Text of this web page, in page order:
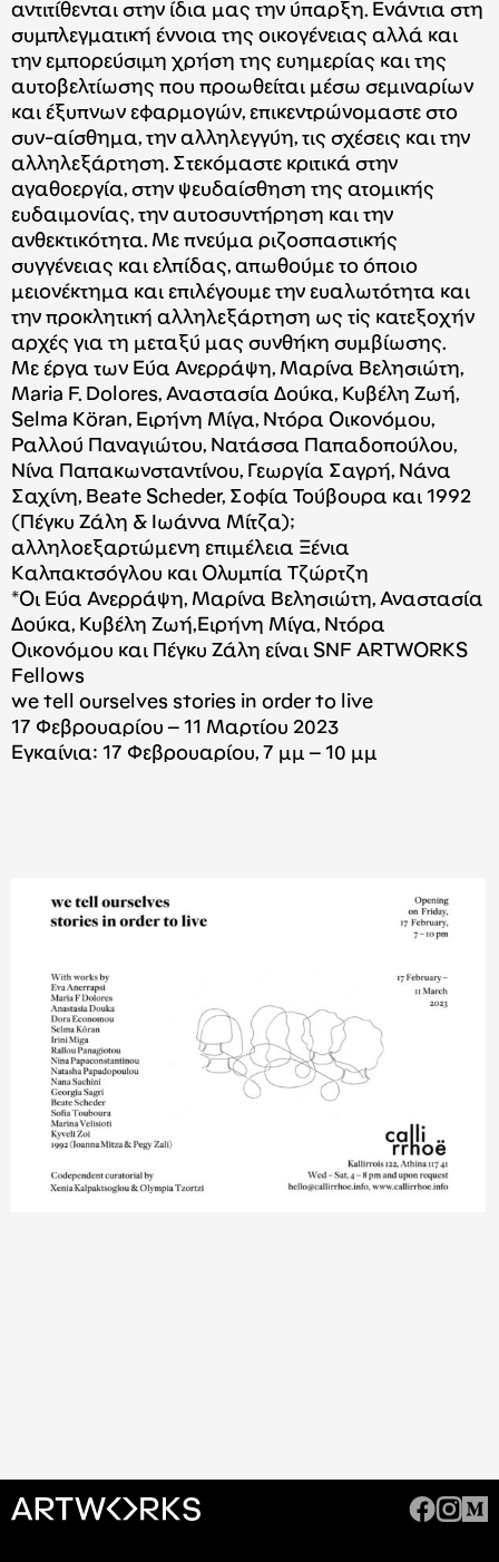
αντιτίθενται στην ίδια μας την ύπαρξη. Ενάντια στη
συμπλεγματική έννοια της οικογένειας αλλά και
την εμπορεύσιμη χρήση της ευημερίας και της
αυτοβελτίωσης που προωθείται μέσω σεμιναρίων
και έξυπνων εφαρμογών, επικεντρώνομαστε στο
συν-αίσθημα, την αλληλεγγύη, τις σχέσεις και την
αλληλεξάρτηση. Στεκόμαστε κριτικά στην
αγαθοεργία, στην ψευδαίσθηση της ατομικής
ευδαιμονίας, την αυτοσυντήρηση και την
ανθεκτικότητα. Με πνεύμα ριζοσπαστικής
συγγένειας και ελπίδας, απωθούμε το όποιο
μειονέκτημα και επιλέγουμε την ευαλωτότητα και
την προκλητική αλληλεξάρτηση ως τiς κατεξοχήν
αρχές για τη μεταξύ μας συνθήκη συμβίωσης.
Με έργα των Εύα Ανερράψη, Μαρίνα Βελησιώτη,
Maria F. Dolores, Αναστασία Δούκα, Κυβέλη Ζωή,
Selma Köran, Ειρήνη Μίγα, Ντόρα Οικονόμου,
Ραλλού Παναγιώτου, Νατάσσα Παπαδοπούλου,
Νίνα Παπακωνσταντίνου, Γεωργία Σαγρή, Νάνα
Σαχίνη, Beate Scheder, Σοφία Τούβουρα και 1992
(Πέγκυ Ζάλη & Ιωάννα Μίτζα);
αλληλοεξαρτώμενη επιμέλεια Ξένια
Καλπακτσόγλου και Ολυμπία Τζώρτζη
*Oι Εύα Ανερράψη, Μαρίνα Βελησιώτη, Αναστασία
Δούκα, Κυβέλη Ζωή,Ειρήνη Μίγα, Ντόρα
Οικονόμου και Πέγκυ Ζάλη είναι SNF ARTWORKS
Fellows
we tell ourselves stories in order to live
17 Φεβρουαρίου – 11 Μαρτίου 2023
Εγκαίνια: 17 Φεβρουαρίου, 7 μμ – 10 μμ